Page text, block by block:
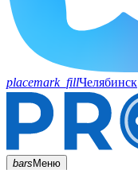
placemark_fillЧелябинск
barsМеню